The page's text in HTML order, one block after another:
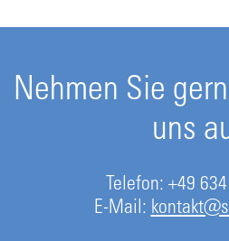
Nehmen Sie
uns
Telefon: +49
E-Mail: